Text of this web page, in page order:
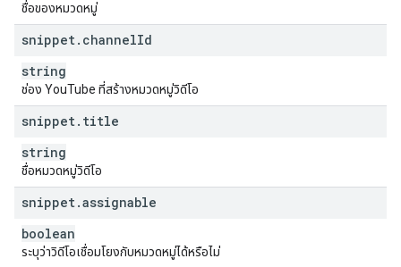
ชื่อของหมวดหมู่
snippet. channelId
string
ช่อง YouTube ที่สร้างหมวดหมู่วิดีโอ
snippet. title
string
ชื่อหมวดหมู่วิดีโอ
snippet.assignable
boolean
ระบุว่าวิดีโอเชื่อมโยงกับหมวดหมู่ได้หรือไม่